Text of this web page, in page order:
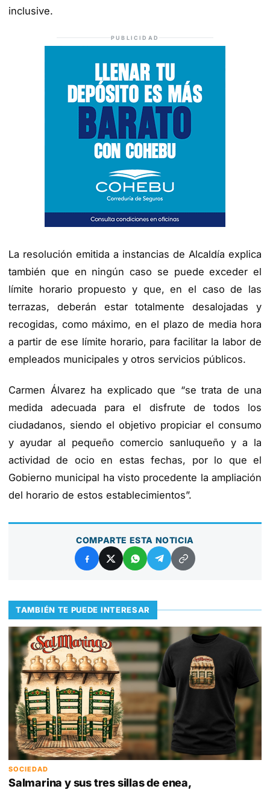
inclusive.
PUBLICIDAD
La resolución emitida a instancias de Alcaldía explica
también que en ningún caso se puede exceder el
límite horario propuesto y que, en el caso de las
terrazas, deberán estar totalmente desalojadas y
recogidas, como máximo, en el plazo de media hora
a partir de ese límite horario, para facilitar la labor de
empleados municipales y otros servicios públicos.
Carmen Álvarez ha explicado que “se trata de una
medida adecuada para el disfrute de todos los
ciudadanos, siendo el objetivo propiciar el consumo
y ayudar al pequeño comercio sanluqueño y a la
actividad de ocio en estas fechas, por lo que el
Gobierno municipal ha visto procedente la ampliación
del horario de estos establecimientos”.
COMPARTE ESTA NOTICIA
TAMBIÉN TE PUEDE INTERESAR
SOCIEDAD
Salmarina y sus tres sillas de enea,